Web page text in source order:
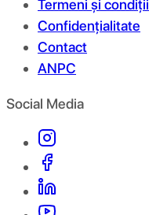
Termeni și condiții
Confidențialitate
Contact
ANPC
Social Media